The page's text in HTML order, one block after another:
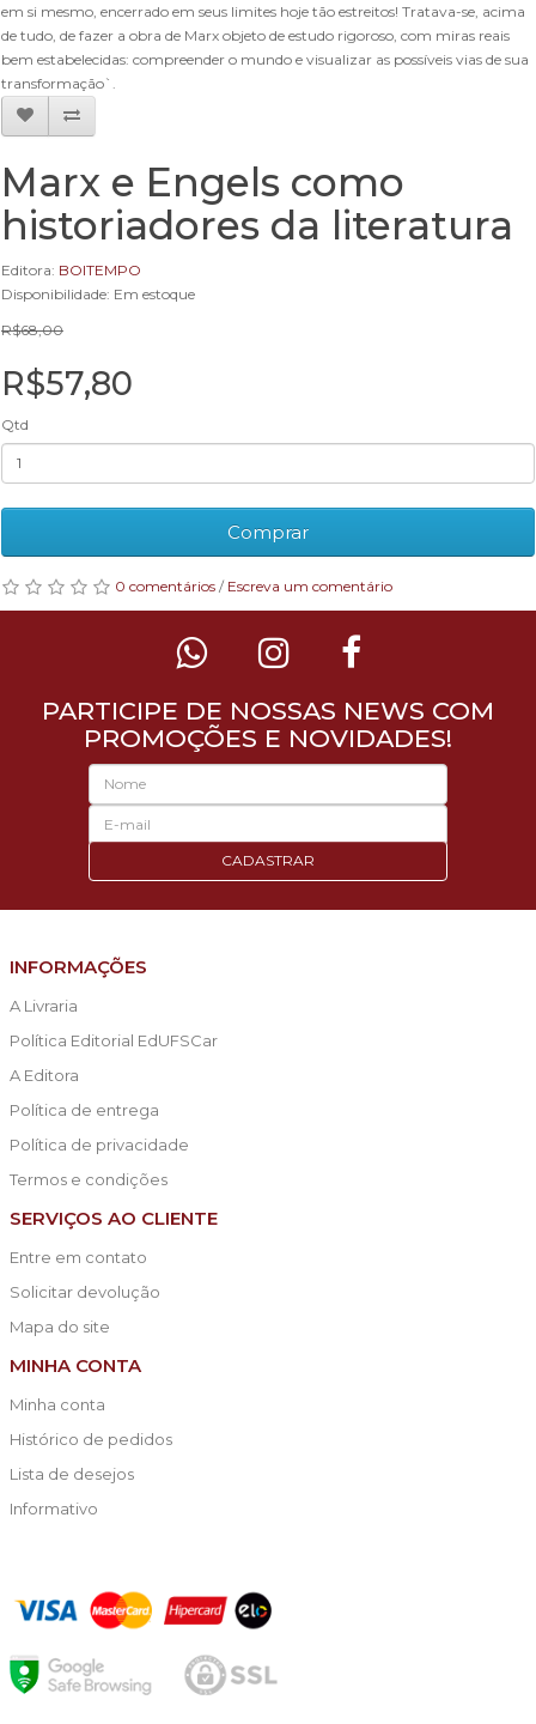
em si mesmo, encerrado em seus limites hoje tão estreitos! Tratava-se, acima
de tudo, de fazer a obra de Marx objeto de estudo rigoroso, com miras reais
bem estabelecidas: compreender o mundo e visualizar as possíveis vias de sua
transformação`.
Marx e Engels como
historiadores da literatura
Editora: BOITEMPO
Disponibilidade: Em estoque
R$68,00
R$57,80
Qtd
Comprar
0 comentários / Escreva um comentário
PARTICIPE DE NOSSAS NEWS COM
PROMOÇÕES E NOVIDADES!
CADASTRAR
INFORMAÇÕES
A Livraria
Política Editorial EdUFSCar
A Editora
Política de entrega
Política de privacidade
Termos e condições
SERVIÇOS AO CLIENTE
Entre em contato
Solicitar devolução
Mapa do site
MINHA CONTA
Minha conta
Histórico de pedidos
Lista de desejos
Informativo